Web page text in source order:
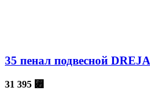
35 пенал подвесной
31 395 ⃏